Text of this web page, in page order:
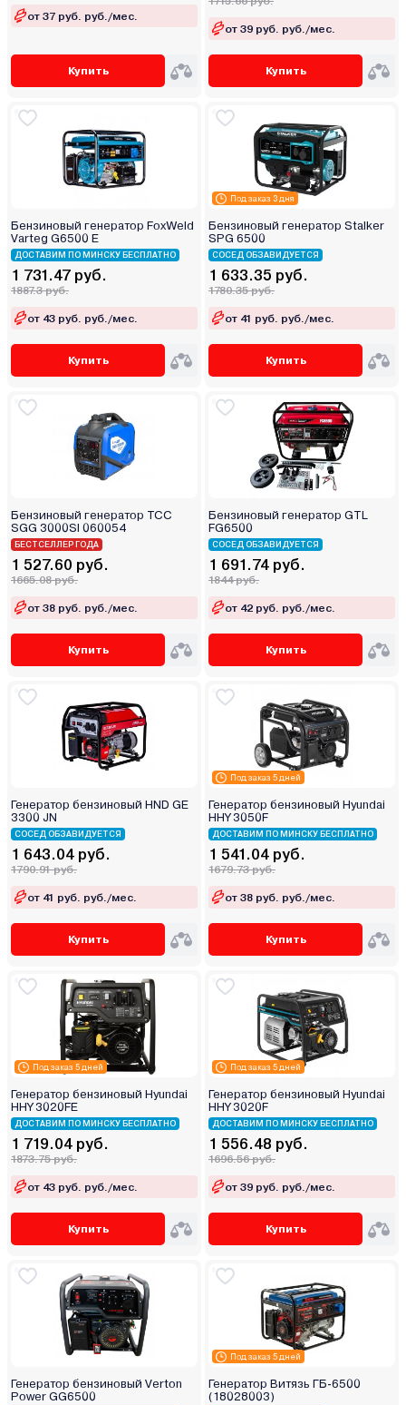
от 37 руб. руб./мес.
Купить
от 39 руб. руб./мес.
Купить
Бензиновый генератор FoxWeld
Varteg G6500 E
ДОСТАВИМ ПО МИНСКУ БЕСПЛАТНО
1 731.47 руб.
1887.3 руб.
от 43 руб. руб./мес.
Купить
Под заказ 3 дня
Бензиновый генератор Stalker
SPG 6500
СОСЕД ОБЗАВИДУЕТСЯ
1 633.35 руб.
1780.35 руб.
от 41 руб. руб./мес.
Купить
Бензиновый генератор ТСС
SGG 3000SI 060054
БЕСТСЕЛЛЕР ГОДА
1 527.60 руб.
1665.08 руб.
от 38 руб. руб./мес.
Купить
Бензиновый генератор GTL
FG6500
СОСЕД ОБЗАВИДУЕТСЯ
1 691.74 руб.
1844 руб.
от 42 руб. руб./мес.
Купить
Генератор бензиновый HND GE
3300 JN
СОСЕД ОБЗАВИДУЕТСЯ
1 643.04 руб.
1790.91 руб.
от 41 руб. руб./мес.
Купить
Под заказ 5 дней
Генератор бензиновый Hyundai
HHY 3050F
ДОСТАВИМ ПО МИНСКУ БЕСПЛАТНО
1 541.04 руб.
1679.73 руб.
от 38 руб. руб./мес.
Купить
Под заказ 5 дней
Генератор бензиновый Hyundai
HHY 3020FE
ДОСТАВИМ ПО МИНСКУ БЕСПЛАТНО
1 719.04 руб.
1873.75 руб.
от 43 руб. руб./мес.
Купить
Под заказ 5 дней
Генератор бензиновый Hyundai
HHY 3020F
ДОСТАВИМ ПО МИНСКУ БЕСПЛАТНО
1 556.48 руб.
1696.56 руб.
от 39 руб. руб./мес.
Купить
Генератор бензиновый Verton
Power GG6500
Под заказ 5 дней
Генератор Витязь ГБ-6500
(18028003)